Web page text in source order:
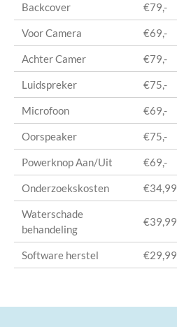
Backcover €79,-
Voor Camera €69,-
Achter Camer €79,-
Luidspreker €75,-
Microfoon €69,-
Oorspeaker €75,-
Powerknop Aan/Uit €69,-
Onderzoekskosten €34,99
Waterschade
behandeling
€39,99
Software herstel €29,99